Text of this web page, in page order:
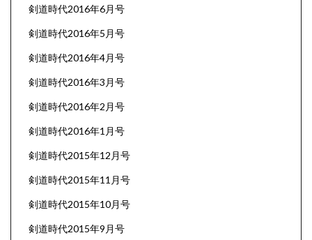
剣道時代2016年6月号
剣道時代2016年5月号
剣道時代2016年4月号
剣道時代2016年3月号
剣道時代2016年2月号
剣道時代2016年1月号
剣道時代2015年12月号
剣道時代2015年11月号
剣道時代2015年10月号
剣道時代2015年9月号